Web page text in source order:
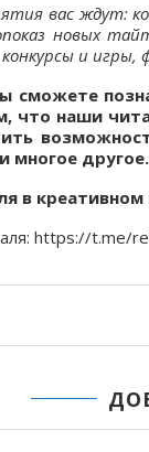
вас ждут:
новых
и игры,
сможете
что наши
многое другое.
в креативном
https://t.me/